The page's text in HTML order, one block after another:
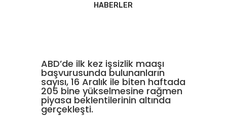
HABERLER
ABD’de ilk kez işsizlik maaşı
başvurusunda bulunanların
sayısı, 16 Aralık ile biten haftada
205 bine yükselmesine rağmen
piyasa beklentilerinin altında
gerçekleşti.